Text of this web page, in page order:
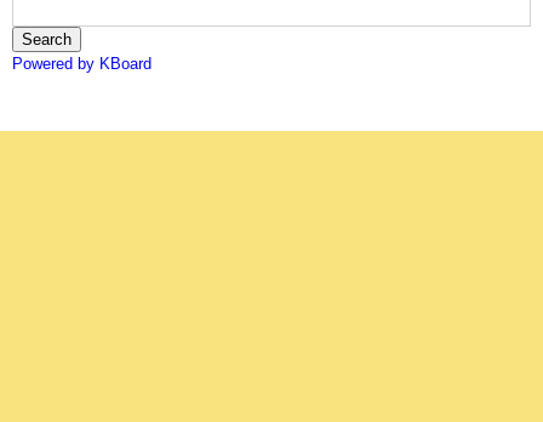
Search
Powered by KBoard